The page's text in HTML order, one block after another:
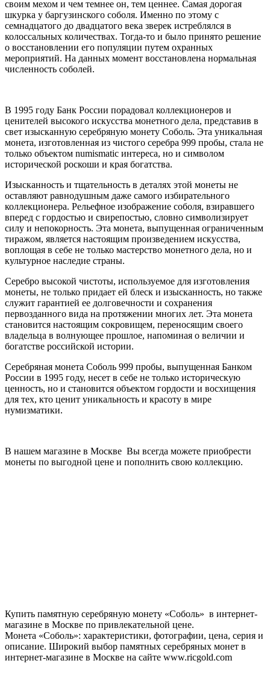
своим мехом и чем темнее он, тем ценнее. Самая дорогая
шкурка у баргузинского соболя. Именно по этому с
семнадцатого до двадцатого века зверек истреблялся в
колоссальных количествах. Тогда-то и было принято решение
о восстановлении его популяции путем охранных
мероприятий. На данных момент восстановлена нормальная
численность соболей.
В 1995 году Банк России порадовал коллекционеров и
ценителей высокого искусства монетного дела, представив в
свет изысканную серебряную монету Соболь. Эта уникальная
монета, изготовленная из чистого серебра 999 пробы, стала не
только объектом numismatic интереса, но и символом
исторической роскоши и края богатства.
Изысканность и тщательность в деталях этой монеты не
оставляют равнодушным даже самого избирательного
коллекционера. Рельефное изображение соболя, взиравшего
вперед с гордостью и свирепостью, словно символизирует
силу и непокорность. Эта монета, выпущенная ограниченным
тиражом, является настоящим произведением искусства,
воплощая в себе не только мастерство монетного дела, но и
культурное наследие страны.
Серебро высокой чистоты, используемое для изготовления
монеты, не только придает ей блеск и изысканность, но также
служит гарантией ее долговечности и сохранения
первозданного вида на протяжении многих лет. Эта монета
становится настоящим сокровищем, переносящим своего
владельца в волнующее прошлое, напоминая о величии и
богатстве российской истории.
Серебряная монета Соболь 999 пробы, выпущенная Банком
России в 1995 году, несет в себе не только историческую
ценность, но и становится объектом гордости и восхищения
для тех, кто ценит уникальность и красоту в мире
нумизматики.
В нашем магазине в Москве Вы всегда можете приобрести
монеты по выгодной цене и пополнить свою коллекцию.
Купить памятную серебряную монету «Соболь» в интернет-
магазине в Москве по привлекательной цене.
Монета «Соболь»: характеристики, фотографии, цена, серия и
описание. Широкий выбор памятных серебряных монет в
интернет-магазине в Москве на сайте www.ricgold.com